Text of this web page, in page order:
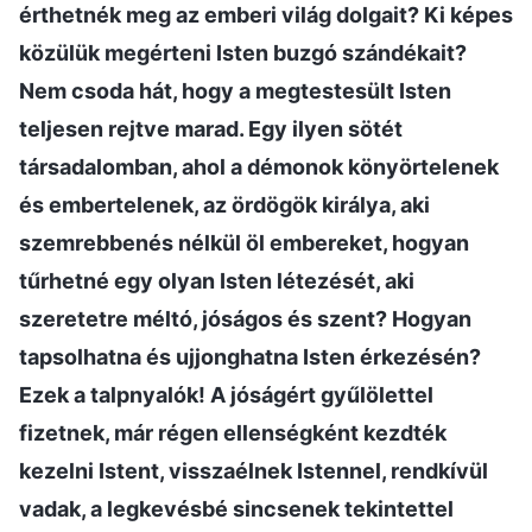
érthetnék meg az emberi világ dolgait? Ki képes
közülük megérteni Isten buzgó szándékait?
Nem csoda hát, hogy a megtestesült Isten
teljesen rejtve marad. Egy ilyen sötét
társadalomban, ahol a démonok könyörtelenek
és embertelenek, az ördögök királya, aki
szemrebbenés nélkül öl embereket, hogyan
tűrhetné egy olyan Isten létezését, aki
szeretetre méltó, jóságos és szent? Hogyan
tapsolhatna és ujjonghatna Isten érkezésén?
Ezek a talpnyalók! A jóságért gyűlölettel
fizetnek, már régen ellenségként kezdték
kezelni Istent, visszaélnek Istennel, rendkívül
vadak, a legkevésbé sincsenek tekintettel